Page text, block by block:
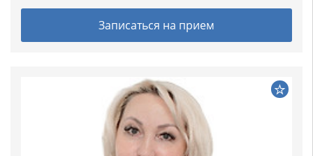
Записаться на прием